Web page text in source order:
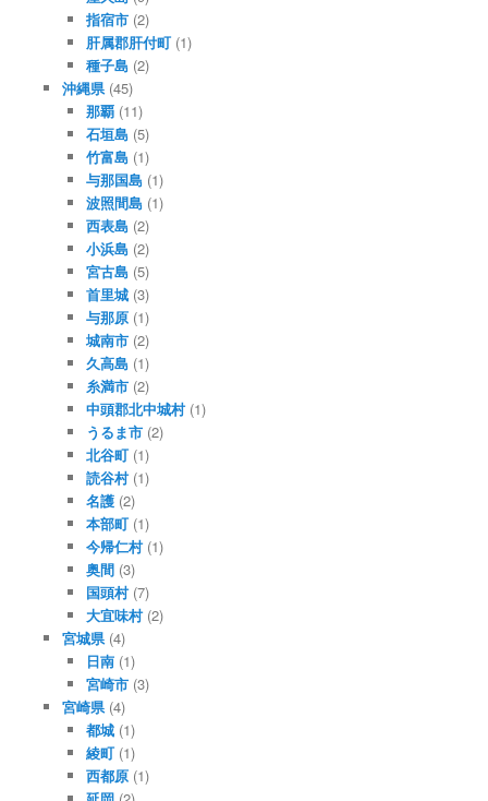
指宿市 (2)
肝属郡肝付町 (1)
種子島 (2)
沖縄県(45)
那覇 (11)
石垣島 (5)
竹富島 (1)
与那国島 (1)
波照間島 (1)
西表島 (2)
小浜島 (2)
宮古島 (5)
首里城 (3)
与那原 (1)
城南市 (2)
久高島 (1)
糸満市 (2)
中頭郡北中城村(1)
うるま市 (2)
北谷町 (1)
読谷村(1)
名護 (2)
本部町 (1)
今帰仁村(1)
奥間 (3)
国頭村(7)
大宜味村(2)
宮城県(4)
日南 (1)
宮崎市 (3)
宮崎県(4)
都城 (1)
綾町 (1)
西都原 (1)